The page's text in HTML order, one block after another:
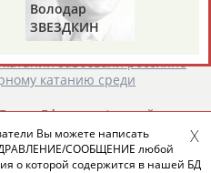
СТАДИОН
завоевали россияне
катанию среди
Елена Ефаеваи Алексей
6-й результат,
СТАДИОН )
Володар
ЗВЕЗДКИН
Вы можете написать
СООБЩЕНИЕ любой
о которой содержится в нашей БД